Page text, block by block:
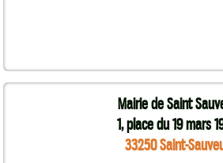
Mairie de Saint
1, place du 19 mars
33250 Saint-